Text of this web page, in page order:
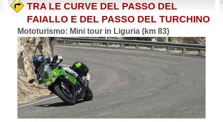
TRA LE CURVE DEL PASSO DEL
FAIALLO E DEL PASSO DEL TURCHINO
Mototurismo: Mini tour in Liguria (km 83)